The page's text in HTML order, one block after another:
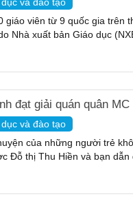
và đào tạo
giáo viên từ 9 quốc gia trên
Nhà xuất bản Giáo dục
đạt giải quán quân
và đào tạo
của những người trẻ
Đỗ thị Thu Hiền và bạn dẫn